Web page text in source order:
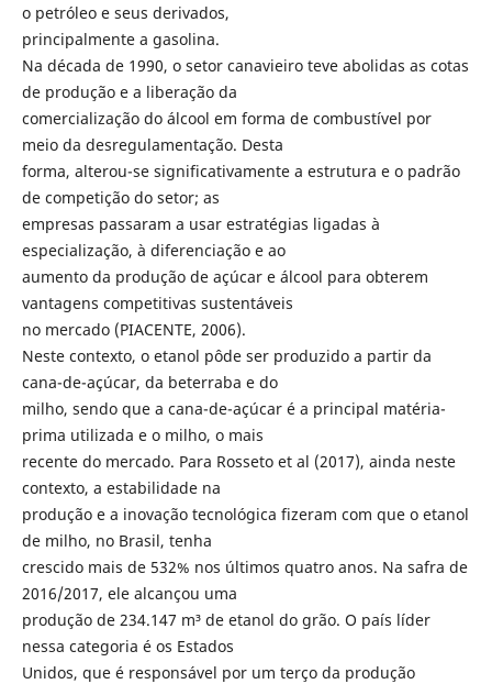
o petróleo e seus derivados,
principalmente a gasolina.
Na década de 1990, o setor canavieiro teve abolidas as cotas
de produção e a liberação da
comercialização do álcool em forma de combustível por
meio da desregulamentação. Desta
forma, alterou-se significativamente a estrutura e o padrão
de competição do setor; as
empresas passaram a usar estratégias ligadas à
especialização, à diferenciação e ao
aumento da produção de açúcar e álcool para obterem
vantagens competitivas sustentáveis
no mercado (PIACENTE, 2006).
Neste contexto, o etanol pôde ser produzido a partir da
cana-de-açúcar, da beterraba e do
milho, sendo que a cana-de-açúcar é a principal matéria-
prima utilizada e o milho, o mais
recente do mercado. Para Rosseto et al (2017), ainda neste
contexto, a estabilidade na
produção e a inovação tecnológica fizeram com que o etanol
de milho, no Brasil, tenha
crescido mais de 532% nos últimos quatro anos. Na safra de
2016/2017, ele alcançou uma
produção de 234.147 m³ de etanol do grão. O país líder
nessa categoria é os Estados
Unidos, que é responsável por um terço da produção